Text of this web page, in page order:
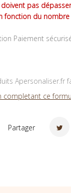
pas
fonction du
Paiement
Apersonaliser.fr
completant ce
Partager